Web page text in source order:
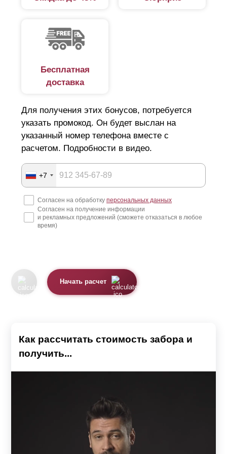
Бесплатная
доставка
Для получения этих бонусов, потребуется
указать промокод. Он будет выслан на
указанный номер телефона вместе с
расчетом. Подробности в видео.
+7
Согласен на обработку персональных данных
Согласен на получение информации
и рекламных предложений (сможете отказаться в любое
время)
Начать расчет
Как рассчитать стоимость забора и
получить...